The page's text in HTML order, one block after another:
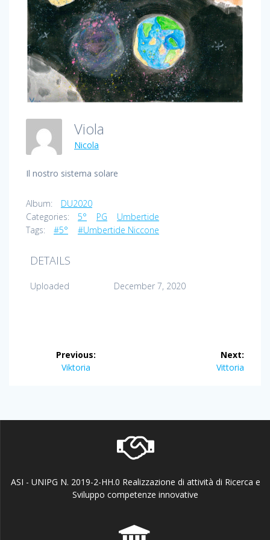
Viola
Nicola
Il nostro sistema solare
Album:
DU2020
Categories:
5° PG
Umbertide
Tags:
#5° #Umbertide Niccone
DETAILS
Uploaded December 7, 2020
navigation
Previous:
Previous
Viktoria
Next:
Next
Vittoria
ASI - UNIPG N. 2019-2-HH.0 Realizzazione di attività di Ricerca e
Sviluppo competenze innovative